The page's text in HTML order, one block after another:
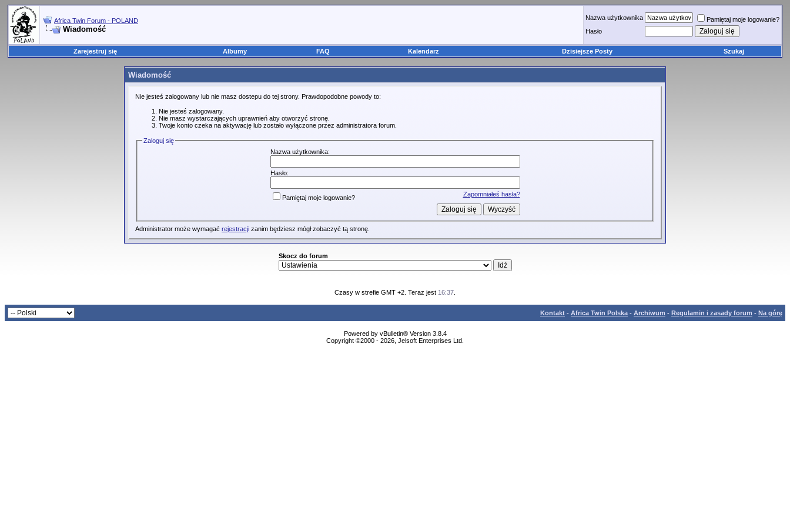
Africa Twin Forum - POLAND
Wiadomość
Nazwa użytkownika
Pamiętaj moje logowanie?
Hasło
Zarejestruj się Albumy FAQ Kalendarz Dzisiejsze Posty Szukaj
Wiadomość
Nie jesteś zalogowany lub nie masz dostepu do tej strony. Prawdopodobne powody to:
Nie jesteś zalogowany.
Nie masz wystarczających uprawnień aby otworzyć stronę.
Twoje konto czeka na aktywację lub zostało wyłączone przez administratora forum.
Zaloguj się
Nazwa użytkownika:
Hasło:
Zapomniałeś hasła?
Pamiętaj moje logowanie?
Administrator może wymagać rejestracji zanim będziesz mógł zobaczyć tą stronę.
Skocz do forum
Czasy w strefie GMT +2. Teraz jest 16:37
Kontakt - Africa Twin Polska - Archiwum - Regulamin i zasady forum - Na górę
Powered by vBulletin® Version 3.8.4
Copyright ©2000 - 2026, Jelsoft Enterprises Ltd.